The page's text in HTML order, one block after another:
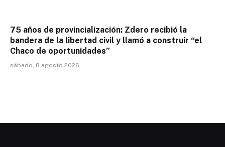
75 años de provincialización: Zdero recibió la
bandera de la libertad civil y llamó a construir “el
Chaco de oportunidades”
sábado, 8 agosto 2026